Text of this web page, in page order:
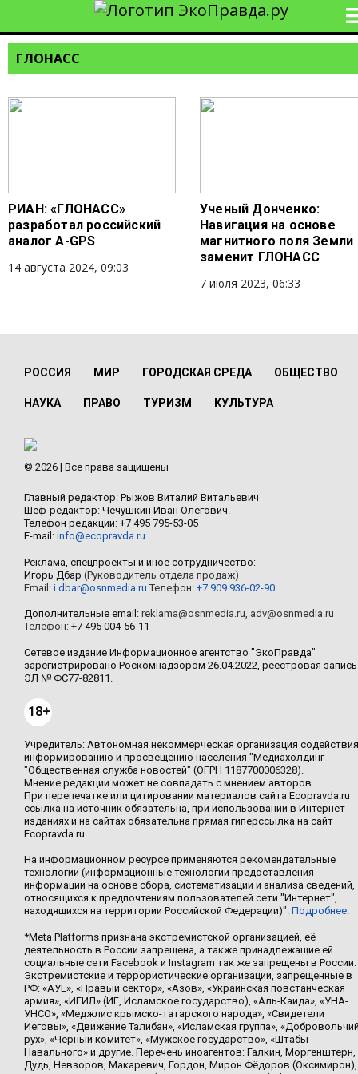
ГЛОНАСС
РИАН: «ГЛОНАСС»
разработал российский
аналог A-GPS
14 августа 2024, 09:03
Ученый Донченко:
Навигация на основе
магнитного поля Земли
заменит ГЛОНАСС
7 июля 2023, 06:33
РОССИЯ МИР ГОРОДСКАЯ СРЕДА ОБЩЕСТВО
НАУКА ПРАВО ТУРИЗМ КУЛЬТУРА
© 2026 | Все права защищены
Главный редактор: Рыжов Виталий Витальевич
Шеф-редактор: Чечушкин Иван Олегович.
Телефон редакции: +7 495 795-53-05
E-mail: info@ecopravda.ru
Реклама, спецпроекты и иное сотрудничество:
Игорь Дбар (Руководитель отдела продаж)
Email: i.dbar@osnmedia.ru Телефон: +7 909 936-02-90
Дополнительные email: reklama@osnmedia.ru, adv@osnmedia.ru
Телефон: +7 495 004-56-11
Сетевое издание Информационное агентство "ЭкоПравда"
зарегистрировано Роскомнадзором 26.04.2022, реестровая запись
ЭЛ № ФС77-82811.
18+
Учредитель: Автономная некоммерческая организация содействия
информированию и просвещению населения "Медиахолдинг
"Общественная служба новостей" (ОГРН 1187700006328).
Мнение редакции может не совпадать с мнением авторов.
При перепечатке или цитировании материалов сайта Ecopravda.ru
ссылка на источник обязательна, при использовании в Интернет-
изданиях и на сайтах обязательна прямая гиперссылка на сайт
Ecopravda.ru.
На информационном ресурсе применяются рекомендательные
технологии (информационные технологии предоставления
информации на основе сбора, систематизации и анализа сведений,
относящихся к предпочтениям пользователей сети "Интернет",
находящихся на территории Российской Федерации)". Подробнее.
*Meta Platforms признана экстремистской организацией, её
деятельность в России запрещена, а также принадлежащие ей
социальные сети Facebook и Instagram так же запрещены в России.
Экстремистские и террористические организации, запрещенные в
РФ: «АУЕ», «Правый сектор», «Азов», «Украинская повстанческая
армия», «ИГИЛ» (ИГ, Исламское государство), «Аль-Каида», «УНА-
УНСО», «Меджлис крымско-татарского народа», «Свидетели
Иеговы», «Движение Талибан», «Исламская группа»,
рух», «Чёрный комитет», «Мужское государство», «Штабы
Навального» и другие. Перечень иноагентов: Галкин, Моргенштерн,
Дудь, Невзоров, Макаревич, Гордон, Мирон Фёдоров (Оксимирон),